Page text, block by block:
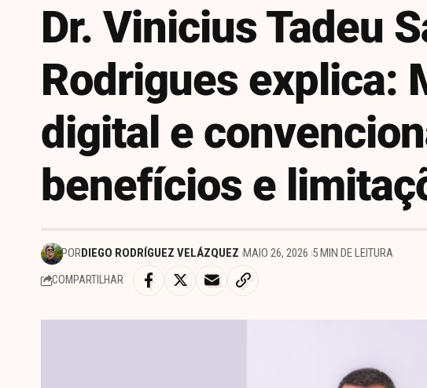
Dr. Vinicius Tadeu
Rodrigues explica:
digital e
benefícios e
PORDIEGO RODRÍGUEZ VELÁZQUEZ MAIO 26, 2026 5 MIN DE LEITURA
COMPARTILHAR